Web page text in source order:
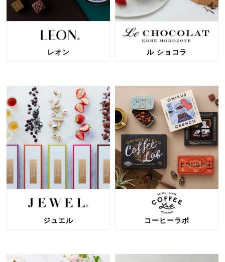
レオン ル ショコラ
ジュエル コーヒーラボ